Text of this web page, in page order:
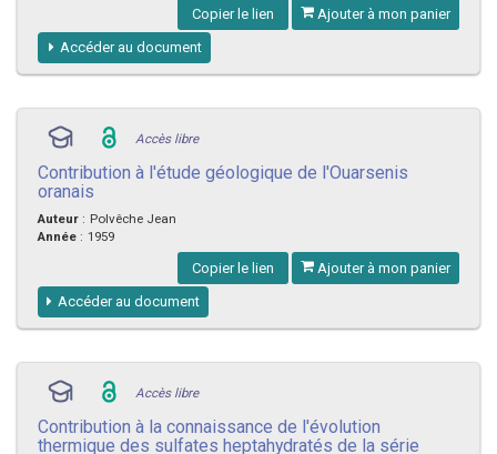
Copier le lien Ajouter à mon panier
Accéder au document
Accès libre
Contribution à l'étude géologique de l'Ouarsenis
oranais
Auteur : Polvêche Jean
Année : 1959
Copier le lien Ajouter à mon panier
Accéder au document
Accès libre
Contribution à la connaissance de l'évolution
thermique des sulfates heptahydratés de la série